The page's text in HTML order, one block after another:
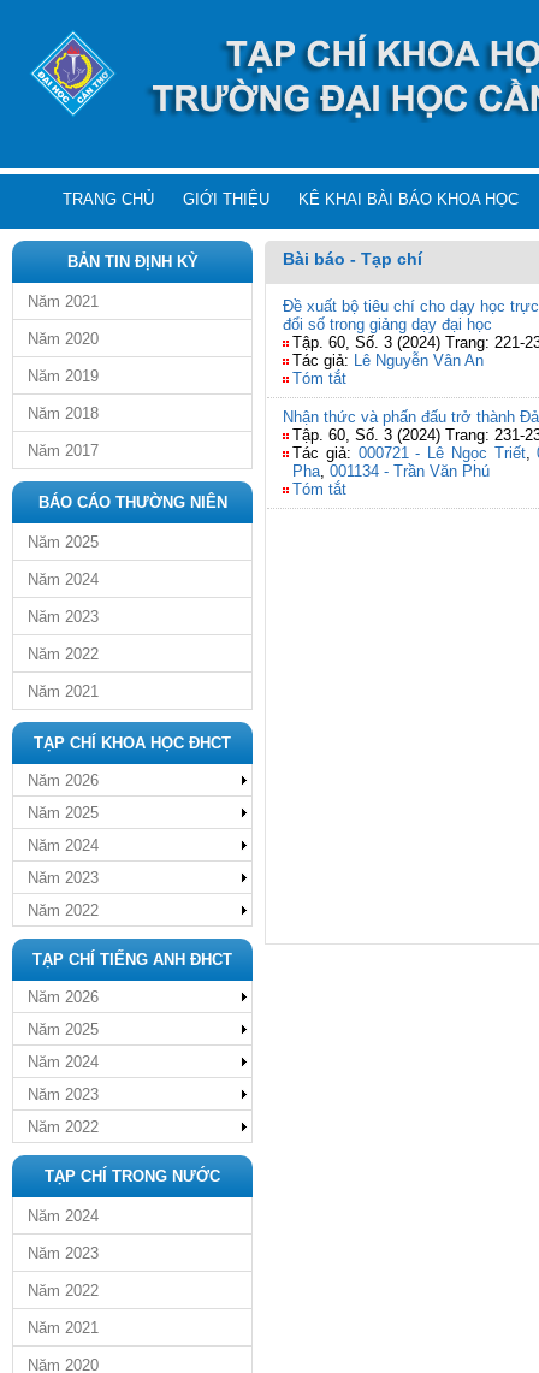
TRANG CHỦ GIỚI THIỆU KÊ KHAI BÀI BÁO KHOA HỌC
BẢN TIN ĐỊNH KỲ
Năm 2021
Năm 2020
Năm 2019
Năm 2018
Năm 2017
BÁO CÁO THƯỜNG NIÊN
Năm 2025
Năm 2024
Năm 2023
Năm 2022
Năm 2021
TẠP CHÍ KHOA HỌC ĐHCT
Năm 2026
Năm 2025
Năm 2024
Năm 2023
Năm 2022
TẠP CHÍ TIẾNG ANH ĐHCT
Năm 2026
Năm 2025
Năm 2024
Năm 2023
Năm 2022
TẠP CHÍ TRONG NƯỚC
Năm 2024
Năm 2023
Năm 2022
Năm 2021
Năm 2020
Bài báo - Tạp chí
Đề xuất bộ tiêu chí cho dạy học
đổi số trong giảng dạy đại học
Tập. 60, Số. 3 (2024) Trang: 221-
Tác giả: Lê Nguyễn Vân An
Tóm tắt
Nhận thức và phấn đấu trở thành
Tập. 60, Số. 3 (2024) Trang: 231-
Tác giả: 000721 - Lê Ngọc Triết,
Pha, 001134 - Trần Văn Phú
Tóm tắt